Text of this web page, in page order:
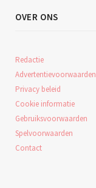
OVER ONS
Redactie
Advertentievoorwaarden
Privacy beleid
Cookie informatie
Gebruiksvoorwaarden
Spelvoorwaarden
Contact